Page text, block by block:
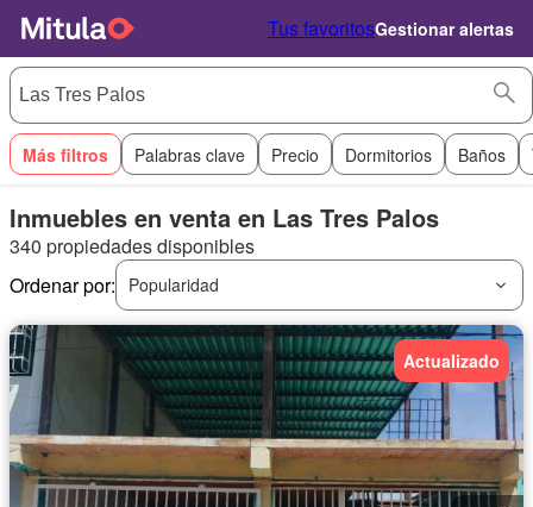
Tus favoritosGestionar alertas
Más filtros Palabras clave Precio Dormitorios Baños
Inmuebles en venta en Las Tres Palos
340 propiedades disponibles
Ordenar por:
Popularidad
Actualizado